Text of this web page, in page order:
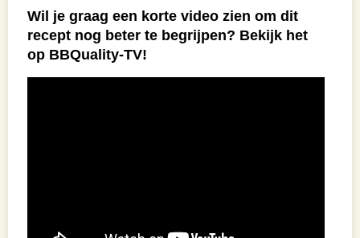
Wil je graag een korte video zien om dit
recept nog beter te begrijpen? Bekijk het
op BBQuality-TV!